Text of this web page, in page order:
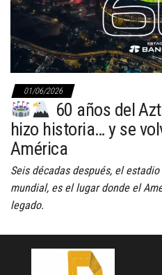
01/06/2026
60 años del
hizo historia… y se
América
Seis décadas después, el
mundial, es el lugar donde el
legado.